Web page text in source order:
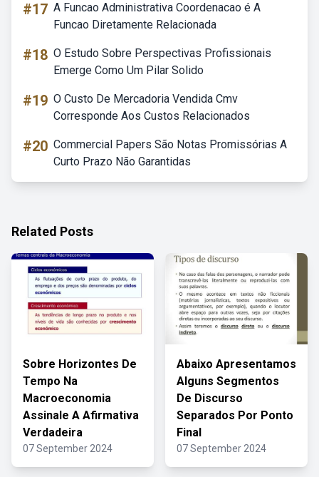
#17 A Funcao Administrativa Coordenacao é A
Funcao Diretamente Relacionada
#18 O Estudo Sobre Perspectivas Profissionais
Emerge Como Um Pilar Solido
#19 O Custo De Mercadoria Vendida Cmv
Corresponde Aos Custos Relacionados
#20 Commercial Papers São Notas Promissórias A
Curto Prazo Não Garantidas
Related Posts
Sobre Horizontes De
Tempo Na
Macroeconomia
Assinale A Afirmativa
Verdadeira
07 September 2024
Abaixo Apresentamos
Alguns Segmentos
De Discurso
Separados Por Ponto
Final
07 September 2024